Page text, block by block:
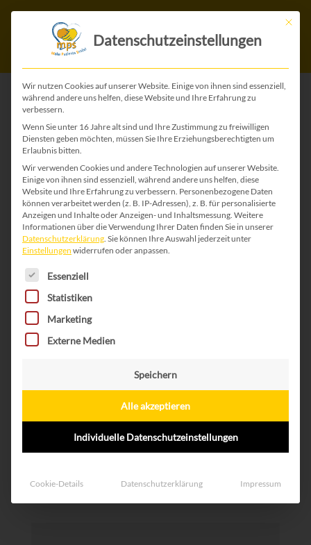
Mit
Datenschutzeinstellungen
Wir nutzen Cookies auf unserer Website. Einige von ihnen sind essenziell,
während andere uns helfen, diese Website und Ihre Erfahrung zu
verbessern.
Wenn Sie unter 16 Jahre alt sind und Ihre Zustimmung zu freiwilligen
Diensten geben möchten, müssen Sie Ihre Erziehungsberechtigten um
Erlaubnis bitten.
Wir verwenden Cookies und andere Technologien auf unserer Website.
Einige von ihnen sind essenziell, während andere uns helfen, diese
Website und Ihre Erfahrung zu verbessern. Personenbezogene Daten
können verarbeitet werden (z. B. IP-Adressen), z. B. für personalisierte
Anzeigen und Inhalte oder Anzeigen- und Inhaltsmessung. Weitere
Informationen über die Verwendung Ihrer Daten finden Sie in unserer
Datenschutzerklärung. Sie können Ihre Auswahl jederzeit unter
Einstellungen widerrufen oder anpassen.
Es folgt eine Liste der Service-Gruppen, für die
Essenziell
Statistiken
Marketing
Externe Medien
Speichern
Alle akzeptieren
Individuelle Datenschutzeinstellungen
Cookie-Details Datenschutzerklärung Impressum